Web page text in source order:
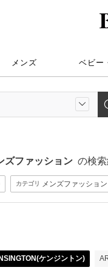
メンズ ベビー
ズファッション の検
カテゴリ メンズファッション
ケンジントン)